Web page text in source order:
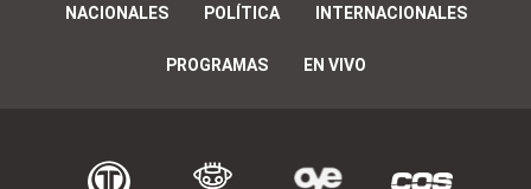
NACIONALES POLÍTICA INTERNACIONALES
PROGRAMAS EN VIVO